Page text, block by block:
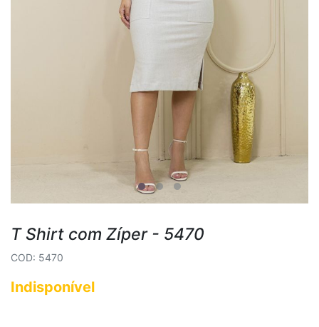
T Shirt com Zíper - 5470
COD: 5470
Indisponível